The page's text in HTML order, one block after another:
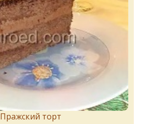
Пражский торт